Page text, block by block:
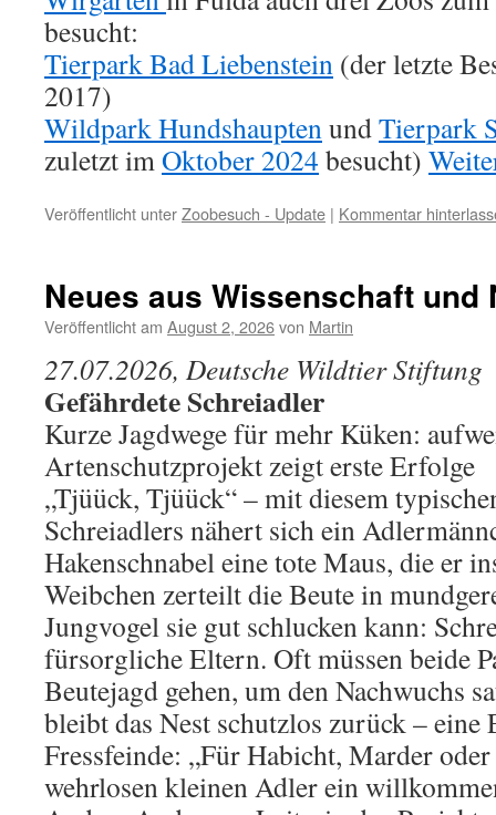
besucht:
Tierpark Bad Liebenstein (der letzte
2017)
Wildpark Hundshaupten undTierpark
zuletzt im Oktober 2024 besucht)
Veröffentlicht unterZoobesuch - Update | Kommentar
Neues aus Wissenschaft und
Veröffentlicht am August 2, 2026von Martin
27.07.2026, Deutsche Wildtier Stiftung
Gefährdete Schreiadler
Kurze Jagdwege für mehr Küken:
Artenschutzprojekt zeigt erste Erfolge
„Tjüück, Tjüück“ – mit diesem
Schreiadlers nähert sich ein
Hakenschnabel eine tote Maus, die er
Weibchen zerteilt die Beute in
Jungvogel sie gut schlucken kann:
fürsorgliche Eltern. Oft müssen beide
Beutejagd gehen, um den Nachwuchs
bleibt das Nest schutzlos zurück –
Fressfeinde: „Für Habicht, Marder
wehrlosen kleinen Adler ein